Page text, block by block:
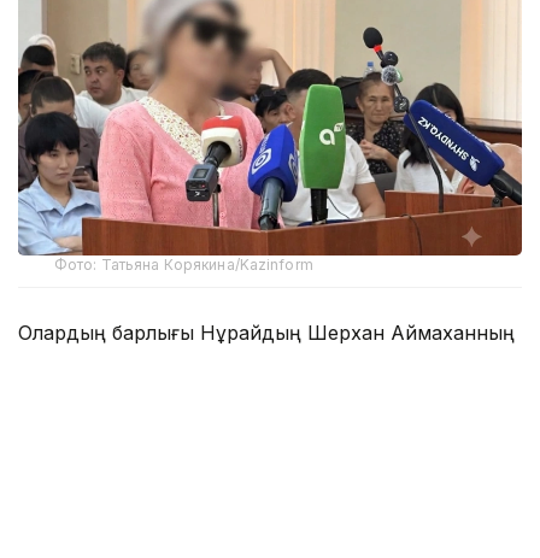
Фото: Татьяна Корякина/Kazinform
Олардың барлығы Нұрайдың Шерхан Аймаханның